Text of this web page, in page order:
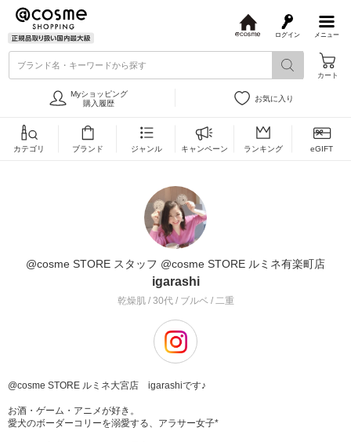
メニュー
ログイン
s
ブランド名・キーワードから探す
カート
Myショッピング
購入履歴
お気に入り
カテゴリ ブランド ジャンル キャンペーン ランキング eGIFT
@cosme STORE スタッフ @cosme STORE ルミネ有楽町店
igarashi
乾燥肌 / 30代 / ブルベ / 二重
@cosme STORE ルミネ大宮店 igarashiです♪
お酒・ゲーム・アニメが好き。
愛犬のボーダーコリーを溺愛する、アラサー女子*